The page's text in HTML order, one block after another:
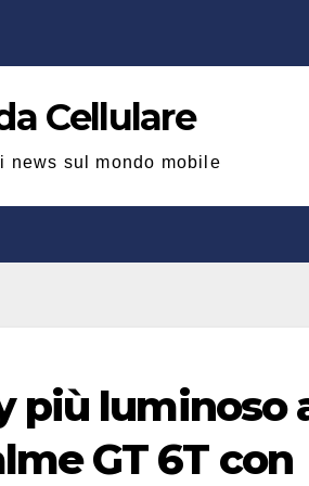
Cellulare
news sul mondo mobile
più luminoso
GT 6T con